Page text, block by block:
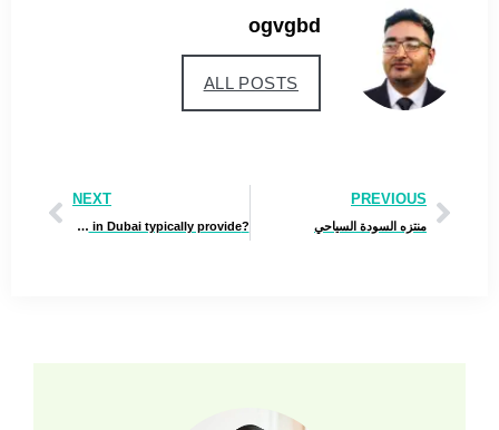
ogvgbd
ALL POSTS
PREVIOUS
منتزه السودة السياحي
NEXT
?What services do criminal lawyers in Dubai typically provide